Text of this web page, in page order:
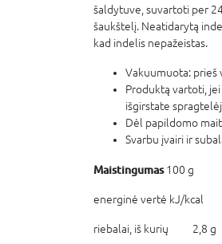
šaldytuve, suvartoti per
šaukštelį. Neatidarytą
kad indelis nepažeistas.
Vakuumuota: prieš
Produktą vartoti,
išgirstate
Dėl papildomo
Svarbu įvairi ir
Maistingumas100 g
energinė vertė kJ/
riebalai, iš kurių 2,8 g